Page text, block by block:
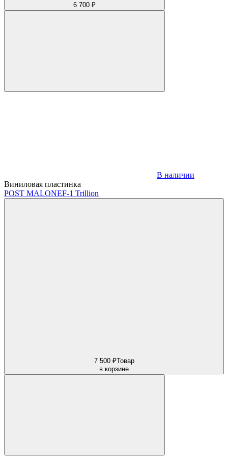
6 700 ₽
В наличии
Виниловая пластинка
POST MALONEF-1 Trillion
7 500 ₽Товар
в корзине